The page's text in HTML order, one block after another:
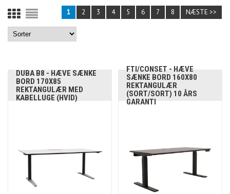
1
2 3 4 5 6 7 8 NÆSTE >>
DUBA B8 - HÆVE SÆNKE
BORD 170X85
REKTANGULÆR MED
KABELLUGE (HVID)
FTI/CONSET - HÆVE
SÆNKE BORD 160X80
REKTANGULÆR
(SORT/SORT) 10 ÅRS
GARANTI